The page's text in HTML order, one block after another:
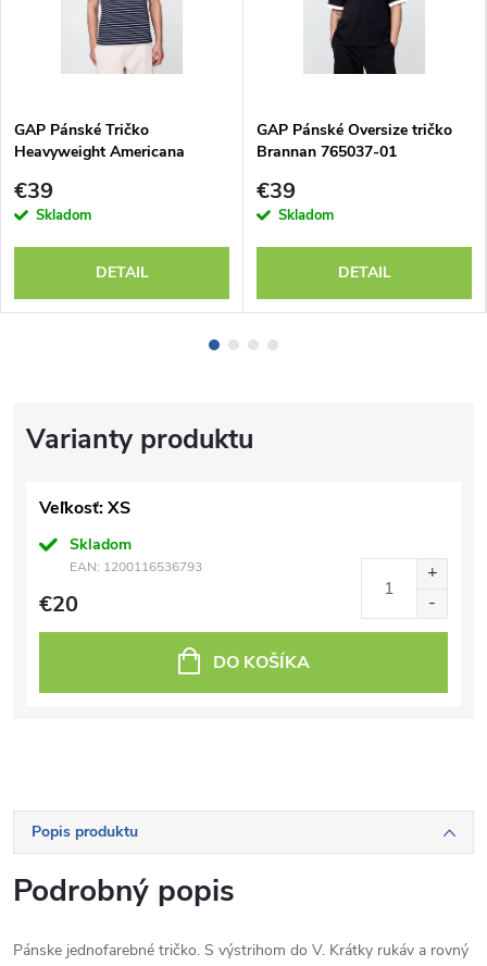
Veľkosť: XS
Skladom
EAN: 1200116536793
€20
DO KOŠÍKA
Popis produktu
Podrobný popis
Pánske jednofarebné tričko. S výstrihom do V. Krátky rukáv a rovný
GAP Pánské Tričko
Heavyweight Americana
€39
Skladom
DETAIL
GAP Pánské Oversize tričko
Brannan 765037-01
€39
Skladom
DETAIL